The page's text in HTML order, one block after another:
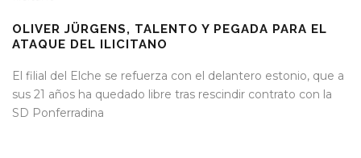
OLIVER JÜRGENS, TALENTO Y PEGADA PARA EL
ATAQUE DEL ILICITANO
El filial del Elche se refuerza con el delantero estonio, que a
sus 21 años ha quedado libre tras rescindir contrato con la
SD Ponferradina